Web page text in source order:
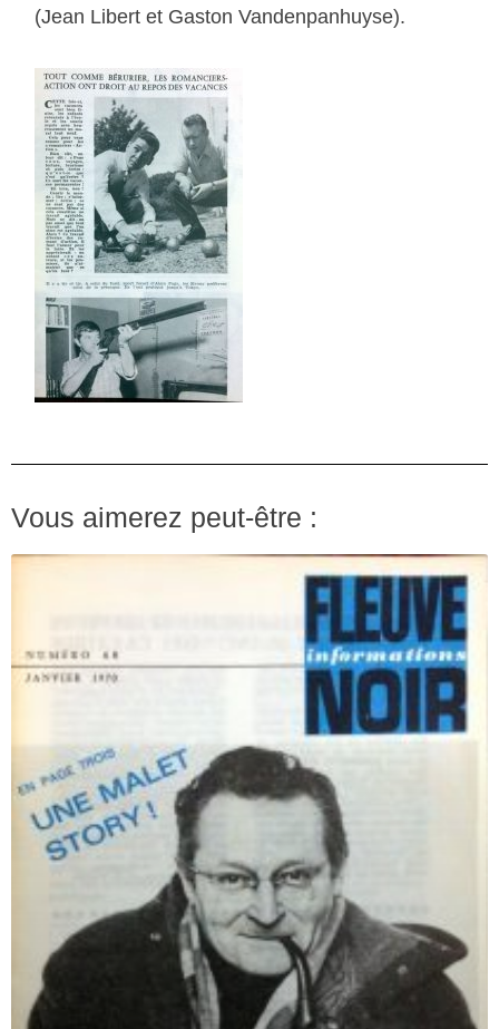
(Jean Libert et Gaston Vandenpanhuyse).
Vous aimerez peut-être :